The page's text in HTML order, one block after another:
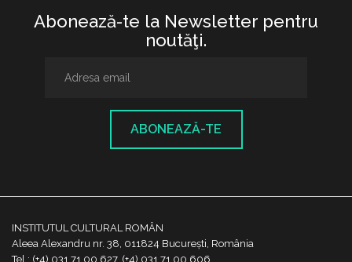
Abonează-te la Newsletter pentru
noutăţi.
ABONEAZĂ-TE
INSTITUTUL CULTURAL ROMÂN
Aleea Alexandru nr. 38, 011824 București, România
Tel.: (+4) 031 71 00 627, (+4) 031 71 00 606